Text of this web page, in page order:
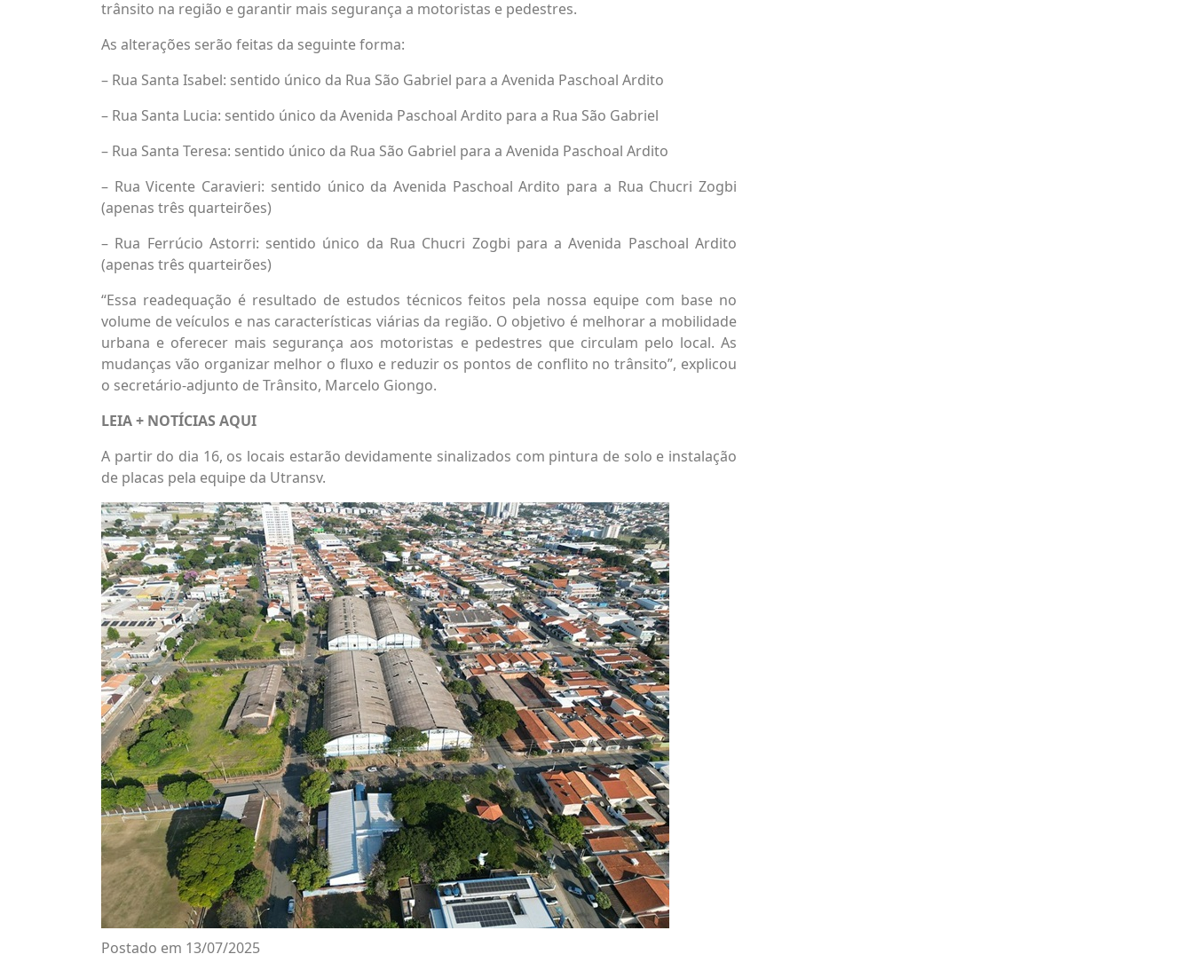
trânsito na região e garantir mais segurança a motoristas e pedestres.
As alterações serão feitas da seguinte forma:
– Rua Santa Isabel: sentido único da Rua São Gabriel para a Avenida Paschoal Ardito
– Rua Santa Lucia: sentido único da Avenida Paschoal Ardito para a Rua São Gabriel
– Rua Santa Teresa: sentido único da Rua São Gabriel para a Avenida Paschoal Ardito
– Rua Vicente Caravieri: sentido único da Avenida Paschoal Ardito para a Rua Chucri Zogbi
(apenas três quarteirões)
– Rua Ferrúcio Astorri: sentido único da Rua Chucri Zogbi para a Avenida Paschoal Ardito
(apenas três quarteirões)
“Essa readequação é resultado de estudos técnicos feitos pela nossa equipe com base no
volume de veículos e nas características viárias da região. O objetivo é melhorar a mobilidade
urbana e oferecer mais segurança aos motoristas e pedestres que circulam pelo local. As
mudanças vão organizar melhor o fluxo e reduzir os pontos de conflito no trânsito”, explicou
o secretário-adjunto de Trânsito, Marcelo Giongo.
LEIA + NOTÍCIAS AQUI
A partir do dia 16, os locais estarão devidamente sinalizados com pintura de solo e instalação
de placas pela equipe da Utransv.
Postado em 13/07/2025